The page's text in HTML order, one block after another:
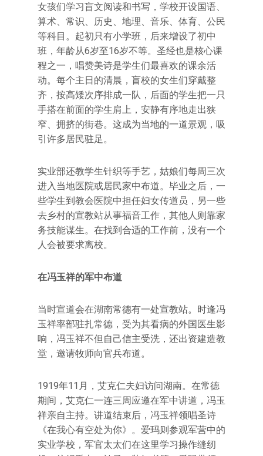
女孩们学习盲文阅读和书写，学校开设国语、
算术、常识、历史、地理、音乐、体育、公民
等科目。起初只有小学班，后来增设了初中
班，年龄从6岁至16岁不等。圣经也是核心课
程之一，唱赞美诗是学生们最喜欢的课余活
动。每个主日的清晨，盲校的女生们穿戴整
齐，按高矮次序排成一队，后面的学生把一只
手搭在前面的学生肩上，安静有序地走出狭
窄、拥挤的街巷。这成为当地的一道景观，吸
引许多居民驻足。
实业部还教学生针织等手艺，姑娘们每周三次
进入当地医院或居民家中布道。毕业之后，一
些学生到教会医院中担任妇女传道员，另一些
去乡村的宣教站从事福音工作，其他人则靠家
务技能谋生。在找到合适的工作前，没有一个
人会被要求离校。
在冯玉祥的军中布道
当时宣道会在湖南常德有一处宣教站。时逢冯
玉祥率部驻扎常德，受为其看病的外国医生影
响，冯玉祥不但自己信主受洗，还出资建造教
堂，邀请牧师向官兵布道。
1919年11月，艾克仁夫妇访问湖南。在常德
期间，艾克仁一连三周应邀在军中讲道，冯玉
祥亲自主持。讲道结束后，冯玉祥领唱圣诗
《在我心有空处为你》。爱玛则参观军营中的
实业学校，军官太太们在这里学习操作缝纫